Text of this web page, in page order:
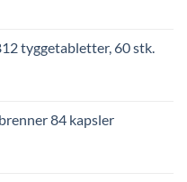
tyggetabletter, 60 stk.
84 kapsler